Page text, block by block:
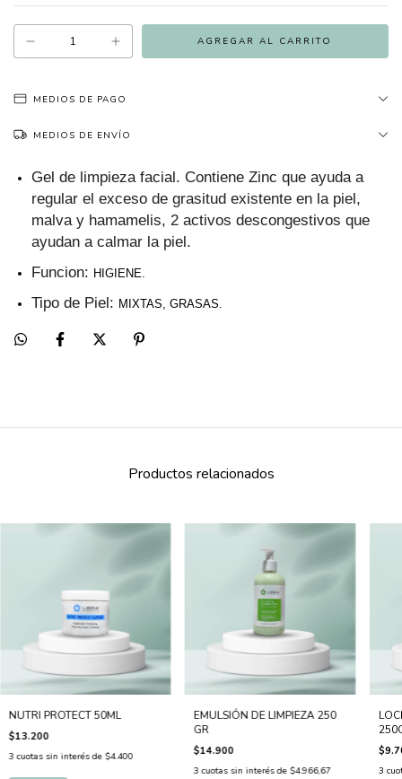
MEDIOS DE PAGO
MEDIOS DE ENVÍO
Gel de limpieza facial. Contiene Zinc que ayuda a
regular el exceso de grasitud existente en la piel,
malva y hamamelis, 2 activos descongestivos que
ayudan a calmar la piel.
Funcion: HIGIENE.
Tipo de Piel: MIXTAS, GRASAS.
Productos relacionados
NUTRI PROTECT 50ML
$13.200
3 cuotas sin interés de $4.400
EMULSIÓN DE LIMPIEZA 250
GR
$14.900
3 cuotas sin interés de $4.966,67 3